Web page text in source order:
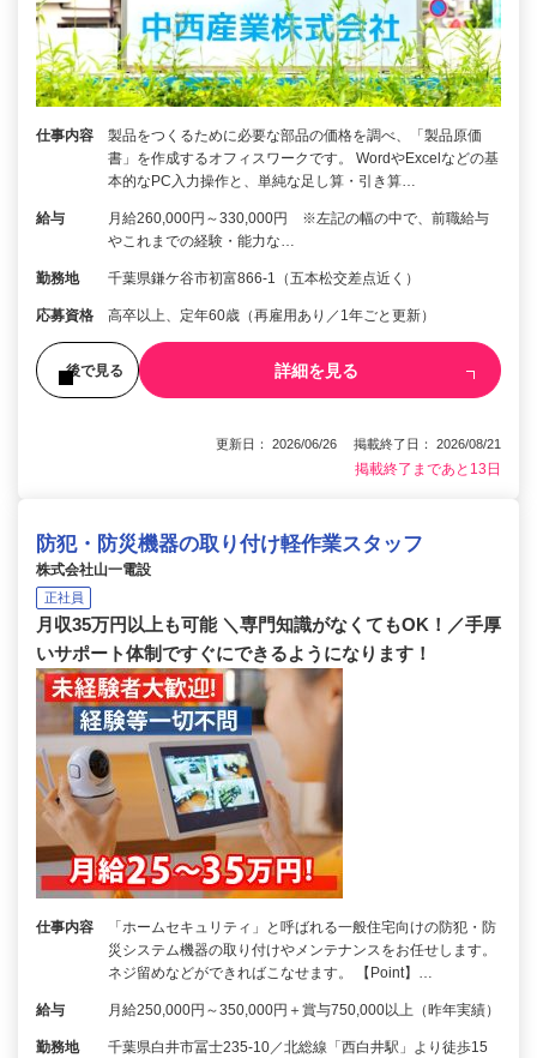
仕事内容
製品をつくるために必要な部品の価格を調べ、「製品原価
書」を作成するオフィスワークです。 WordやExcelなどの基
本的なPC入力操作と、単純な足し算・引き算…
給与
月給260,000円～330,000円 ※左記の幅の中で、前職給与
やこれまでの経験・能力な…
勤務地 千葉県鎌ケ谷市初富866-1（五本松交差点近く）
応募資格 高卒以上、定年60歳（再雇用あり／1年ごと更新）
後で見る 詳細を見る
更新日： 2026/06/26 掲載終了日： 2026/08/21
掲載終了まであと13日
防犯・防災機器の取り付け軽作業スタッフ
株式会社山一電設
正社員
月収35万円以上も可能 ＼専門知識がなくてもOK！／手厚
いサポート体制ですぐにできるようになります！
仕事内容
「ホームセキュリティ」と呼ばれる一般住宅向けの防犯・防
災システム機器の取り付けやメンテナンスをお任せします。
ネジ留めなどができればこなせます。 【Point】…
給与 月給250,000円～350,000円＋賞与750,000以上（昨年実績）
勤務地
千葉県白井市冨士235-10／北総線「西白井駅」より徒歩15